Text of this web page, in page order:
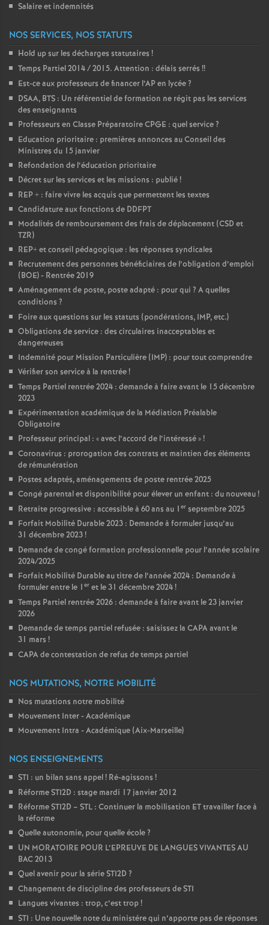
Salaire et indemnités
NOS SERVICES, NOS STATUTS
Hold up sur les décharges statutaires !
Temps Partiel 2014 / 2015. Attention : délais serrés !!
Est-ce aux professeurs de financer l’AP en lycée?
DSAA, BTS : Un référentiel de formation ne régit pas les services
des enseignants
Professeurs en Classe Préparatoire CPGE : quel service?
Education prioritaire : premières annonces au Conseil des
Ministres du 15 janvier
Refondation de l’éducation prioritaire
Décret sur les services et les missions : publié!
REP + : faire vivre les acquis que permettent les textes
Candidature aux fonctions de DDFPT
Modalités de remboursement des frais de déplacement (CSD et
TZR)
REP+ et conseil pédagogique : les réponses syndicales
Recrutement des personnes bénéficiaires de l’obligation d’emploi
(BOE) - Rentrée 2019
Aménagement de poste, poste adapté : pour qui ? A quelles
conditions ?
Foire aux questions sur les statuts (pondérations, IMP, etc.)
Obligations de service : des circulaires inacceptables et
dangereuses
Indemnité pour Mission Particulière (IMP) : pour tout comprendre
Vérifier son service à la rentrée!
Temps Partiel rentrée 2024 : demande à faire avant le 15 décembre
2023
Expérimentation académique de la Médiation Préalable
Obligatoire
Professeur principal : «avec l’accord de l’intéressé»!
Coronavirus : prorogation des contrats et maintien des éléments
de rémunération
Postes adaptés, aménagements de poste rentrée 2025
Congé parental et disponibilité pour élever un enfant : du nouveau!
Retraite progressive : accessible à 60 ans au 1 er septembre 2025
Forfait Mobilité Durable 2023 : Demande à formuler jusqu’au
31 décembre 2023!
Demande de congé formation professionnelle pour l’année scolaire
2024/2025
Forfait Mobilité Durable au titre de l’année 2024 : Demande à
formuler entre le 1 er et le 31 décembre 2024!
Temps Partiel rentrée 2026 : demande à faire avant le 23 janvier
2026
Demande de temps partiel refusée : saisissez la CAPA avant le
31 mars !
CAPA de contestation de refus de temps partiel
NOS MUTATIONS, NOTRE MOBILITÉ
Nos mutations notre mobilité
Mouvement Inter - Académique
Mouvement Intra - Académique (Aix-Marseille)
NOS ENSEIGNEMENTS
STI : un bilan sans appel! Ré-agissons !
Réforme STI2D : stage mardi 17 janvier 2012
Réforme STI2D – STL : Continuer la mobilisation ET travailler face à
la réforme
Quelle autonomie, pour quelle école?
UN MORATOIRE POUR L’EPREUVE DE LANGUES VIVANTES AU
BAC 2013
Quel avenir pour la série STI2D ?
Changement de discipline des professeurs de STI
Langues vivantes : trop, c’est trop!
STI : Une nouvelle note du ministére qui n’apporte pas de réponses